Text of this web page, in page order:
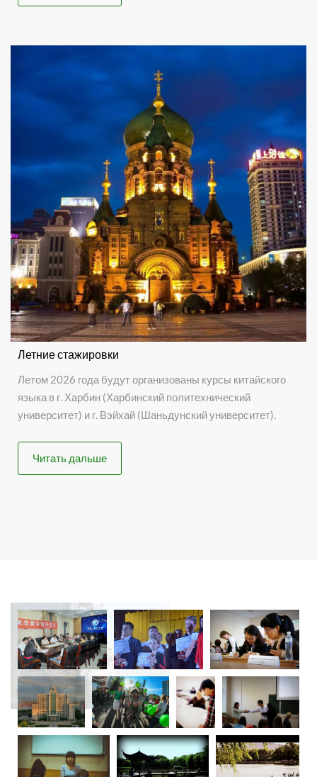
Летние стажировки
Летом 2026 года будут организованы курсы китайского
языка в г. Харбин (Харбинский политехнический
университет) и г. Вэйхай (Шаньдунский университет).
Читать дальше